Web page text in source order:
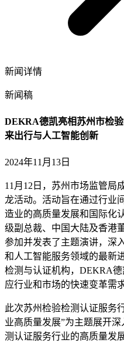
新闻详情
新闻稿
DEKRA德凯亮相苏州市检
来出行与人工智能创新
2024年11月13日
11月12日，苏州市场监管局
龙活动。活动旨在通过行业
造业的高质量发展和国际化
级副总裁、中国大陆及香港
参加并发表了主题演讲，深
和人工智能服务领域的最新
检测与认证机构，DEKRA
应行业和市场的快速变革需求
此次苏州检验检测认证服务
业高质量发展”为主题展开
测认证服务行业的高质量发